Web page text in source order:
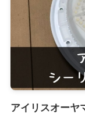
アイリスオーヤ